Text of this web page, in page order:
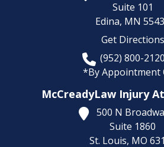
Suite 101
Edina, MN
Get Directions
(952) 800-2120
*By Appointment
McCreadyLaw Injury
500 N
Suite 1860
St. Louis, MO